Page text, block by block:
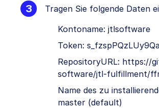
Tragen Sie folgende Daten
Kontoname: jtlsoftware
Token:
RepositoryURL: https://
software/jtl-fulfillment/
Name des zu
master (default)